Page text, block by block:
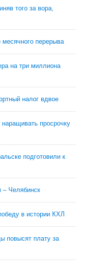
того за вора,
перерыва
на три миллиона
налог вдвое
просрочку
подготовили к
– Челябинск
в истории КХЛ
повысят плату за